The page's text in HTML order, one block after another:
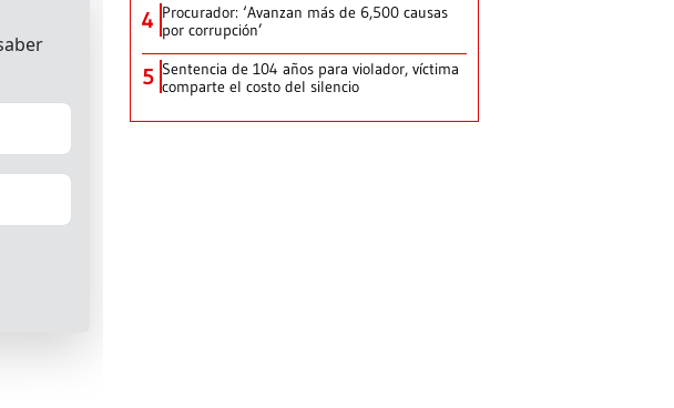
4 Procurador: ‘Avanzan más de 6,500 causas
por corrupción’
5 Sentencia de 104 años para violador, víctima
comparte el costo del silencio